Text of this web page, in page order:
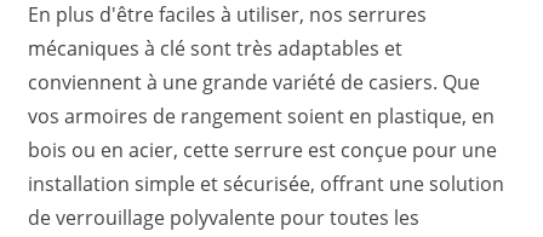
En plus d'être faciles à utiliser, nos serrures
mécaniques à clé sont très adaptables et
conviennent à une grande variété de casiers. Que
vos armoires de rangement soient en plastique, en
bois ou en acier, cette serrure est conçue pour une
installation simple et sécurisée, offrant une solution
de verrouillage polyvalente pour toutes les